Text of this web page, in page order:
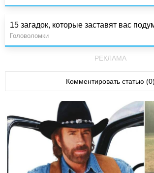
15 загадок, которые заставят вас
Головоломки
РЕКЛАМА
Комментировать статью (0)